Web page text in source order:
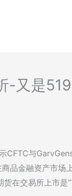
-又是519
CFTC与
品金融资产市场
在交易所上市是